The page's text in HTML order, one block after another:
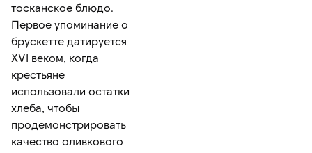
тосканское блюдо.
Первое упоминание о
брускетте датируется
XVI веком, когда
крестьяне
использовали остатки
хлеба, чтобы
продемонстрировать
качество оливкового